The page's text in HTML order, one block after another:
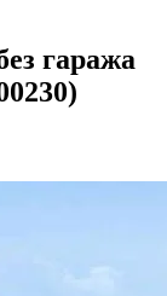
гаража